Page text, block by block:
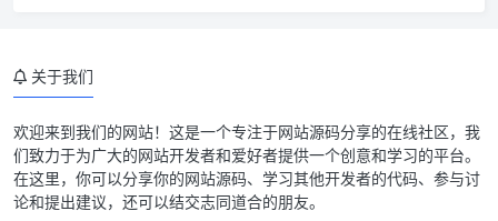
关于我们
欢迎来到我们的网站！这是一个专注于网站源码分享的在线社区，我
们致力于为广大的网站开发者和爱好者提供一个创意和学习的平台。
在这里，你可以分享你的网站源码、学习其他开发者的代码、参与讨
论和提出建议，还可以结交志同道合的朋友。